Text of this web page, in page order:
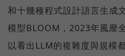
和十幾種程式設計語言生成
模型BLOOM，2023年風靡
以看出LLM的複雜度與規模